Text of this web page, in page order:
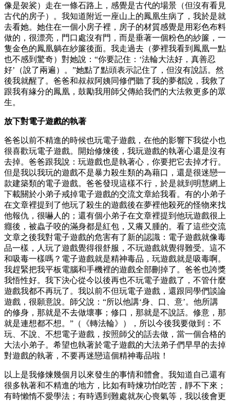
像是袈裟）走在一條石路上，感覺是古代的場景（但沒有看見
古代的房子）。我知道附近一座山上的鳳凰生病了，我於是就
去看她。她住在一個小房子裡，房子的材質感覺是用彩色布料
做的，很漂亮，門口處沒有門，而是垂著一個粉色的紗簾，一
隻金色的鳳凰躺在紗簾後面。我走過去（夢裡我看到鳳凰一點
也不感到驚奇）對她說：“你要記住：‘法輪大法好，真善忍
好’（說了兩遍）。”她點了點頭表示記住了，但沒有說話。然
後我就醒了。爸爸和叔叔阿姨同修們聽了我的夢都說，我救了
跟我有緣分的鳳凰，鼓勵我用師父傳給我們的大法救更多的眾
生。
放下對電子遊戲的執著
爸爸以前不精進的時候也玩電子遊戲，在他的影響下我從小也
很喜歡玩電子遊戲。開始修煉後，我玩遊戲的執著心還是沒有
去掉。爸爸跟我說：玩遊戲也是執著心，你要把它去掉才行。
但是我以我玩的遊戲不是暴力殺生類的為藉口，還是很迷戀一
款建築類的電子遊戲。爸爸發現這樣不行，於是就到明慧網上
下載關於小弟子戒掉電子遊戲的交流文章給我看。有的小弟子
在文章裡提到了他玩了殺生的遊戲後在夢裡他殺死的怪物來找
他報仇，很嚇人的；還有個小弟子在文章裡提到他玩遊戲很上
癮後，被蟲子咬的滿身都是紅包，又癢又腫的。看了這些交流
文章之後我對電子遊戲的危害有了新的認識：電子遊戲就像毒
品一樣，人玩了遊戲覺得很舒服，不玩遊戲就覺得難受。這不
和吸毒一樣嗎？電子遊戲就是精神毒品，玩遊戲就是吸毒啊。
我趕緊把我平板電腦和手機裡的遊戲全部刪掉了。爸爸也誇獎
我悟性好。我下決心從今以後再也不玩電子遊戲了，不管什麼
遊戲我都不再玩了。我以前不但玩電子遊戲，還跟同學們談論
遊戲，很願意說。師父說：“所以他講‘身、口、意’。他所講
的修身，那就是不去做壞事；修口，那就是不說話。修意，那
就是連想都不想。”（《轉法輪》），所以今後我要做到：不
玩、不說、不想電子遊戲，按照師父的話去做，當一個合格的
大法小弟子。希望也執著於電子遊戲的大法弟子們早早的去掉
對遊戲的執著，不要再迷戀這個精神毒品啦！
以上是我修煉幾個月以來發生的事情和體會。我知道自己還有
很多執著和不精進的地方，比如有時煉功怕吃苦，靜不下來；
有時懶惰不愛學法；有時遇到難處就灰心喪氣等，我以後會更